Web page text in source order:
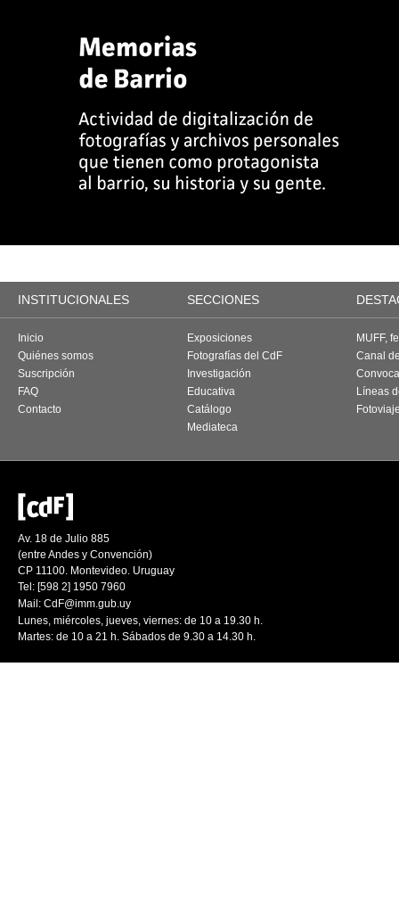
INSTITUCIONALES SECCIONES
Inicio
Quiénes somos
Suscripción
FAQ
Contacto
Exposiciones
Fotografías del CdF
Investigación
Educativa
Catálogo
Mediateca
MUFF,
Canal
Líneas
Av. 18 de Julio 885
(entre Andes y Convención)
CP 11100. Montevideo. Uruguay
Tel: [598 2] 1950 7960
Mail: CdF@imm.gub.uy
Lunes, miércoles, jueves, viernes: de 10 a 19.30 h.
Martes: de 10 a 21 h. Sábados de 9.30 a 14.30 h.